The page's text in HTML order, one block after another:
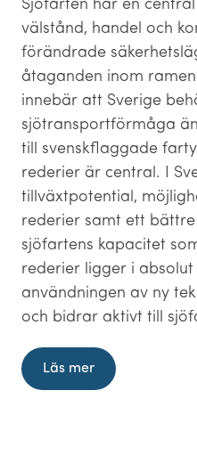
Sjöfarten har en
välstånd, handel och
förändrade
åtaganden inom
innebär att Sverige
sjötransportförmåga
till svenskflaggade
rederier är central. I
tillväxtpotential,
rederier samt ett
sjöfartens kapacitet
rederier ligger i
användningen av ny
och bidrar aktivt till
Läs mer